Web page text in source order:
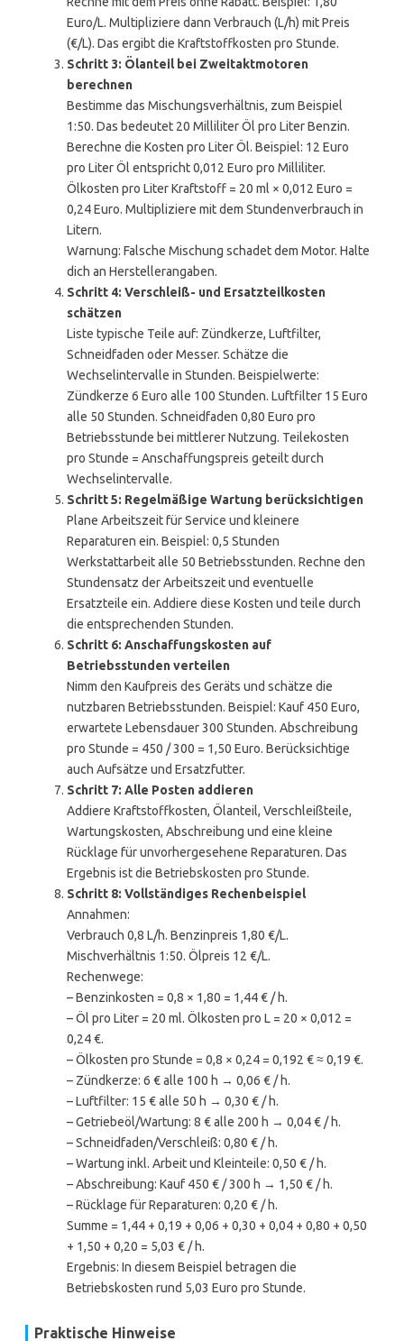
Euro/L. Multipliziere dann Verbrauch (L/h) mit Preis
(€/L). Das ergibt die Kraftstoffkosten pro Stunde.
Schritt 3: Ölanteil bei Zweitaktmotoren
berechnen
Bestimme das Mischungsverhältnis, zum Beispiel
1:50. Das bedeutet 20 Milliliter Öl pro Liter Benzin.
Berechne die Kosten pro Liter Öl. Beispiel: 12 Euro
pro Liter Öl entspricht 0,012 Euro pro Milliliter.
Ölkosten pro Liter Kraftstoff = 20 ml × 0,012 Euro =
0,24 Euro. Multipliziere mit dem Stundenverbrauch in
Litern.
Warnung: Falsche Mischung schadet dem Motor. Halte
dich an Herstellerangaben.
Schritt 4: Verschleiß- und Ersatzteilkosten
schätzen
Liste typische Teile auf: Zündkerze, Luftfilter,
Schneidfaden oder Messer. Schätze die
Wechselintervalle in Stunden. Beispielwerte:
Zündkerze 6 Euro alle 100 Stunden. Luftfilter 15 Euro
alle 50 Stunden. Schneidfaden 0,80 Euro pro
Betriebsstunde bei mittlerer Nutzung. Teilekosten
pro Stunde = Anschaffungspreis geteilt durch
Wechselintervalle.
Schritt 5: Regelmäßige Wartung berücksichtigen
Plane Arbeitszeit für Service und kleinere
Reparaturen ein. Beispiel: 0,5 Stunden
Werkstattarbeit alle 50 Betriebsstunden. Rechne den
Stundensatz der Arbeitszeit und eventuelle
Ersatzteile ein. Addiere diese Kosten und teile durch
die entsprechenden Stunden.
Schritt 6: Anschaffungskosten auf
Betriebsstunden verteilen
Nimm den Kaufpreis des Geräts und schätze die
nutzbaren Betriebsstunden. Beispiel: Kauf 450 Euro,
erwartete Lebensdauer 300 Stunden. Abschreibung
pro Stunde = 450 / 300 = 1,50 Euro. Berücksichtige
auch Aufsätze und Ersatzfutter.
Schritt 7: Alle Posten addieren
Addiere Kraftstoffkosten, Ölanteil, Verschleißteile,
Wartungskosten, Abschreibung und eine kleine
Rücklage für unvorhergesehene Reparaturen. Das
Ergebnis ist die Betriebskosten pro Stunde.
Schritt 8: Vollständiges Rechenbeispiel
Annahmen:
Verbrauch 0,8 L/h. Benzinpreis 1,80 €/L.
Mischverhältnis 1:50. Ölpreis 12 €/L.
Rechenwege:
– Benzinkosten = 0,8 × 1,80 = 1,44 € / h.
– Öl pro Liter = 20 ml. Ölkosten pro L = 20 × 0,012 =
0,24 €.
– Ölkosten pro Stunde = 0,8 × 0,24 = 0,192 € ≈ 0,19 €.
– Zündkerze: 6 € alle 100 h → 0,06 € / h.
– Luftfilter: 15 € alle 50 h → 0,30 € / h.
– Getriebeöl/Wartung: 8 € alle 200 h → 0,04 € / h.
– Schneidfaden/Verschleiß: 0,80 € / h.
– Wartung inkl. Arbeit und Kleinteile: 0,50 € / h.
– Abschreibung: Kauf 450 € / 300 h → 1,50 € / h.
– Rücklage für Reparaturen: 0,20 € / h.
Summe = 1,44 + 0,19 + 0,06 + 0,30 + 0,04 + 0,80 + 0,50
+ 1,50 + 0,20 = 5,03 € / h.
Ergebnis: In diesem Beispiel betragen die
Betriebskosten rund 5,03 Euro pro Stunde.
Praktische Hinweise